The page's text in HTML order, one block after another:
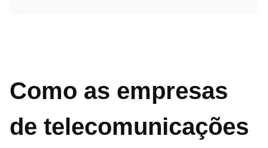
Como as empresas
de telecomunicações